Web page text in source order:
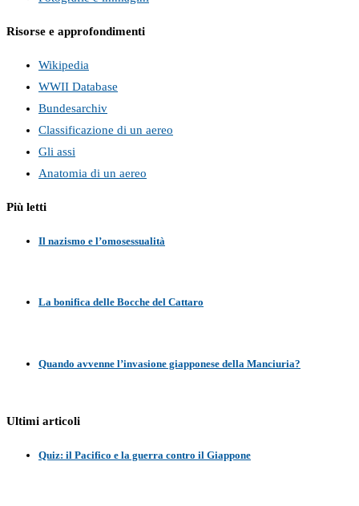
Risorse e approfondimenti
Wikipedia
WWII Database
Bundesarchiv
Classificazione di un aereo
Gli assi
Anatomia di un aereo
Più letti
Il nazismo e l’omosessualità
La bonifica delle Bocche del Cattaro
Quando avvenne l’invasione giapponese della Manciuria?
Ultimi articoli
Quiz: il Pacifico e la guerra contro il Giappone